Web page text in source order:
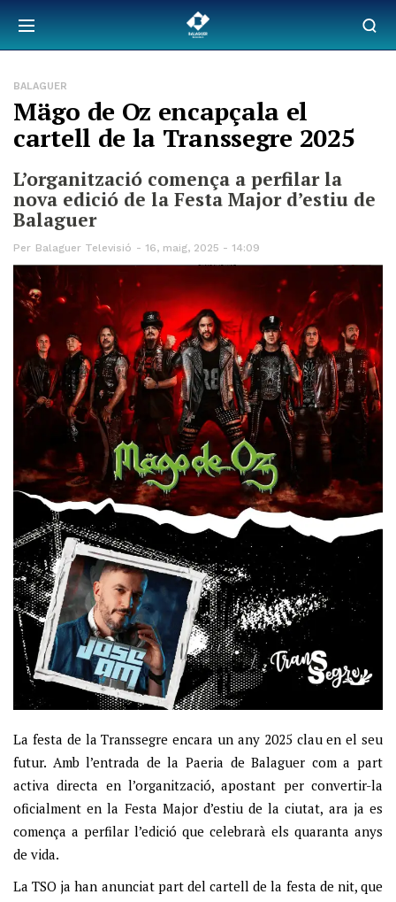
BALAGUER
Mägo de Oz encapçala el
cartell de la Transsegre 2025
L’organització comença a perfilar la
nova edició de la Festa Major d’estiu de
Balaguer
Per Balaguer Televisió 16, maig, 2025 - 14:09
La festa de la Transsegre encara un any 2025 clau en el seu
futur. Amb l’entrada de la Paeria de Balaguer com a part
activa directa en l’organització, apostant per convertir-la
oficialment en la Festa Major d’estiu de la ciutat, ara ja es
comença a perfilar l’edició que celebrarà els quaranta anys
de vida.
La TSO ja han anunciat part del cartell de la festa de nit, que